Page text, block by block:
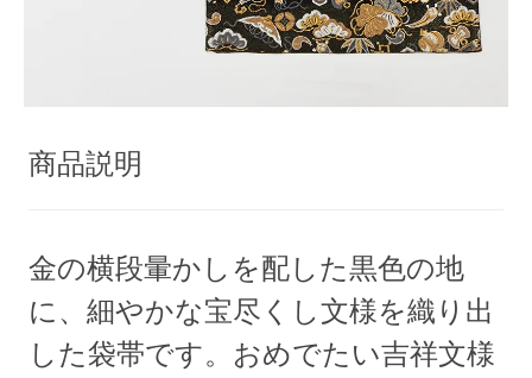
商品説明
金の横段暈かしを配した黒色の地
に、細やかな宝尽くし文様を織り出
した袋帯です。おめでたい吉祥文様